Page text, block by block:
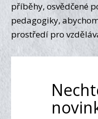
příběhy, osvědčené
pedagogiky,
prostředí pro